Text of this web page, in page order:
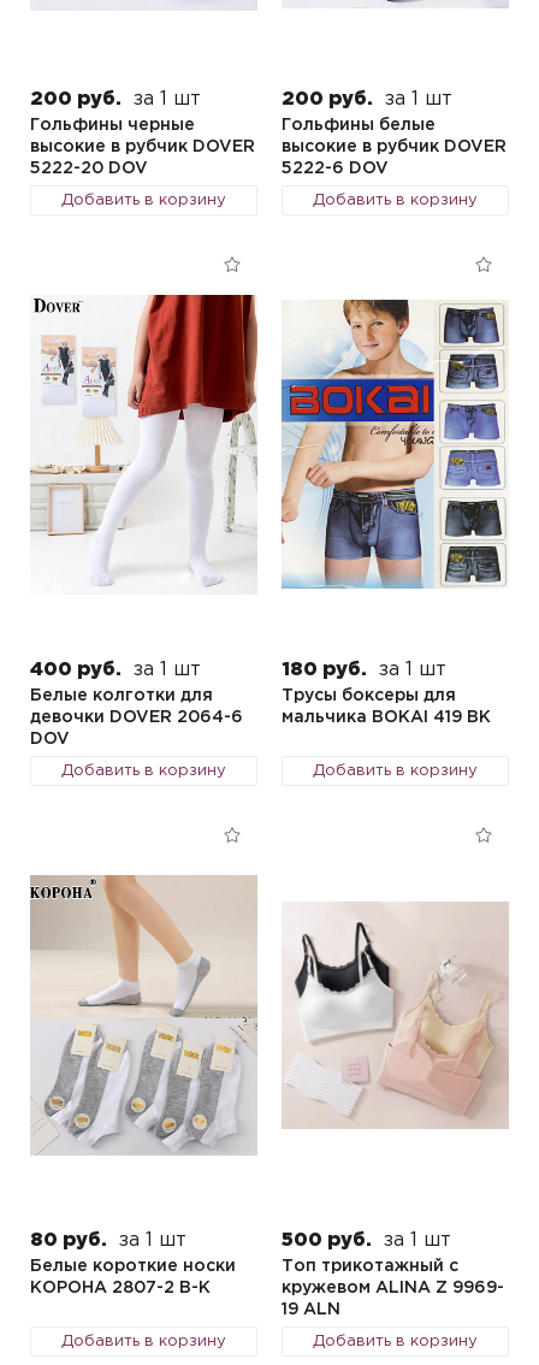
200 руб. за 1 шт
Гольфины черные
высокие в рубчик DOVER
5222-20 DOV
Добавить в корзину
200 руб. за 1 шт
Гольфины белые
высокие в рубчик DOVER
5222-6 DOV
Добавить в корзину
400 руб. за 1 шт
Белые колготки для
девочки DOVER 2064-6
DOV
Добавить в корзину
180 руб. за 1 шт
Трусы боксеры для
мальчика BOKAI 419 BK
Добавить в корзину
80 руб. за 1 шт
Белые короткие носки
КОРОНА 2807-2 B-K
Добавить в корзину
500 руб. за 1 шт
Топ трикотажный с
кружевом ALINA Z 9969-
19 ALN
Добавить в корзину